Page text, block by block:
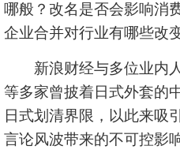
哪般？改名是否会影响消
企业合并对行业有哪些改
新浪财经与多位业内人
等多家曾披着日式外套的
日式划清界限，以此来吸
言论风波带来的不可控影响